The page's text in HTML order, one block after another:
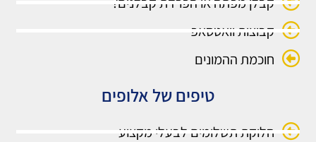
קבוצות וואטסאפ
חוכמת ההמונים
טיפים של אלופים
חלוקת תשלומים לבעלי מקצוע